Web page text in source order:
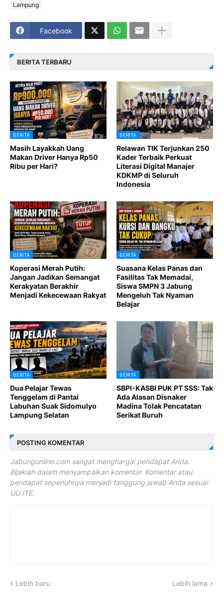
Lampung
Facebook
BERITA TERBARU
BERITA
Masih Layakkah Uang
Makan Driver Hanya Rp50
Ribu per Hari?
BERITA
Relawan TIK Terjunkan 250
Kader Terbaik Perkuat
Literasi Digital Manajer
KDKMP di Seluruh
Indonesia
BERITA
Koperasi Merah Putih:
Jangan Jadikan Semangat
Kerakyatan Berakhir
Menjadi Kekecewaan Rakyat
BERITA
Suasana Kelas Panas dan
Fasilitas Tak Memadai,
Siswa SMPN 3 Jabung
Mengeluh Tak Nyaman
Belajar
BERITA
Dua Pelajar Tewas
Tenggelam di Pantai
Labuhan Suak Sidomulyo
Lampung Selatan
BERITA
SBPI-KASBI PUK PT SSS: Tak
Ada Alasan Disnaker
Madina Tolak Pencatatan
Serikat Buruh
POSTING KOMENTAR
Jabungonline.com sangat menghargai pendapat Anda.
Bijaklah dalam menyampaikan komentar. Komentar atau
pendapat sepenuhnya menjadi tanggung jawab Anda sesuai
UU ITE.
Lebih baru Lebih lama